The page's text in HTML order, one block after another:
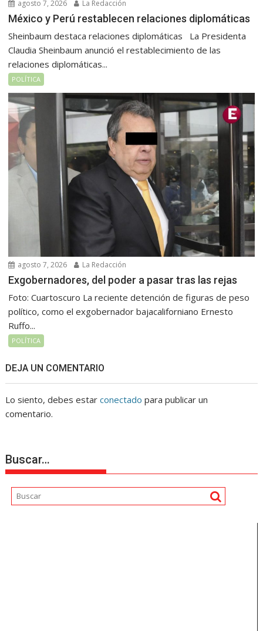
agosto 7, 2026 La Redacción
México y Perú restablecen relaciones diplomáticas
Sheinbaum destaca relaciones diplomáticas La Presidenta
Claudia Sheinbaum anunció el restablecimiento de las
relaciones diplomáticas...
POLÍTICA
agosto 7, 2026 La Redacción
Exgobernadores, del poder a pasar tras las rejas
Foto: Cuartoscuro La reciente detención de figuras de peso
político, como el exgobernador bajacaliforniano Ernesto
Ruffo...
POLÍTICA
DEJA UN COMENTARIO
Lo siento, debes estarconectado para publicar un
comentario.
Buscar…